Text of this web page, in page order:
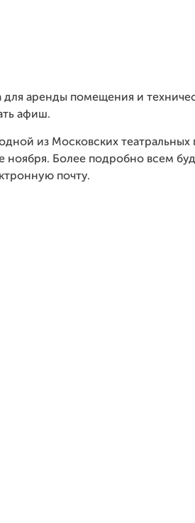
аренды помещения и
афиш.
из Московских
Более подробно всем
почту.